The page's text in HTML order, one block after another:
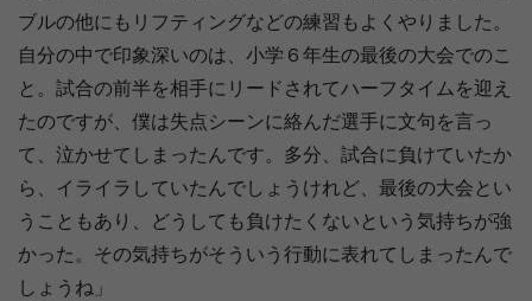
ブルの他にもリフティングなどの練習もよくやりました。
自分の中で印象深いのは、小学６年生の最後の大会でのこ
と。試合の前半を相手にリードされてハーフタイムを迎え
たのですが、僕は失点シーンに絡んだ選手に文句を言っ
て、泣かせてしまったんです。多分、試合に負けていたか
ら、イライラしていたんでしょうけれど、最後の大会とい
うこともあり、どうしても負けたくないという気持ちが強
かった。その気持ちがそういう行動に表れてしまったんで
しょうね」